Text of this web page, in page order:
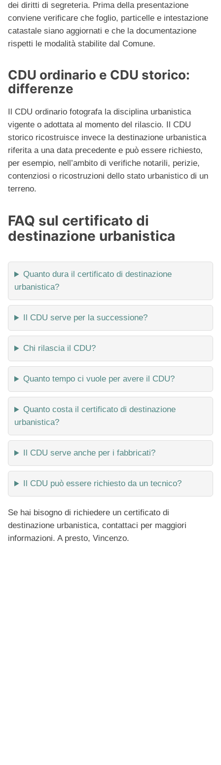
dei diritti di segreteria. Prima della presentazione
conviene verificare che foglio, particelle e intestazione
catastale siano aggiornati e che la documentazione
rispetti le modalità stabilite dal Comune.
CDU ordinario e CDU storico:
differenze
Il CDU ordinario fotografa la disciplina urbanistica
vigente o adottata al momento del rilascio. Il CDU
storico ricostruisce invece la destinazione urbanistica
riferita a una data precedente e può essere richiesto,
per esempio, nell’ambito di verifiche notarili, perizie,
contenziosi o ricostruzioni dello stato urbanistico di un
terreno.
FAQ sul certificato di
destinazione urbanistica
Quanto dura il certificato di destinazione
urbanistica?
Il CDU serve per la successione?
Chi rilascia il CDU?
Quanto tempo ci vuole per avere il CDU?
Quanto costa il certificato di destinazione
urbanistica?
Il CDU serve anche per i fabbricati?
Il CDU può essere richiesto da un tecnico?
Se hai bisogno di richiedere un certificato di
destinazione urbanistica, contattaci per maggiori
informazioni. A presto, Vincenzo.